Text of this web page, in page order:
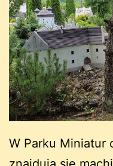
W Parku Miniatur